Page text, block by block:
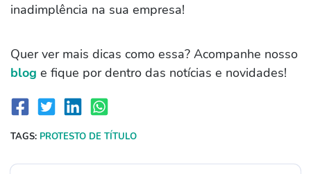
inadimplência na sua empresa!
Quer ver mais dicas como essa? Acompanhe nosso
blog e fique por dentro das notícias e novidades!
TAGS: PROTESTO DE TÍTULO